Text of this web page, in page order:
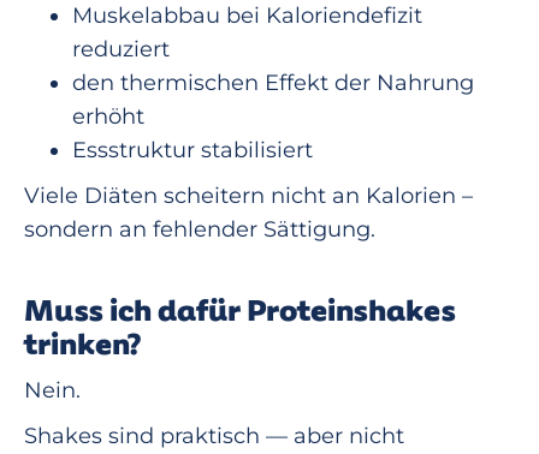
Muskelabbau bei Kaloriendefizit
reduziert
den thermischen Effekt der Nahrung
erhöht
Essstruktur stabilisiert
Viele Diäten scheitern nicht an Kalorien –
sondern an fehlender Sättigung.
Muss ich dafür Proteinshakes
trinken?
Nein.
Shakes sind praktisch — aber nicht